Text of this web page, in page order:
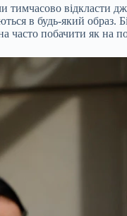
відкласти
в будь-який
часто побачити як на